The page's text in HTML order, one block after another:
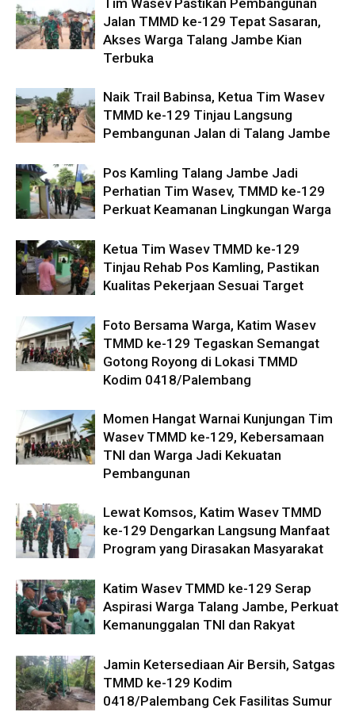
Tim Wasev Pastikan Pembangunan
Jalan TMMD ke-129 Tepat Sasaran,
Akses Warga Talang Jambe Kian
Terbuka
Naik Trail Babinsa, Ketua Tim Wasev
TMMD ke-129 Tinjau Langsung
Pembangunan Jalan di Talang Jambe
Pos Kamling Talang Jambe Jadi
Perhatian Tim Wasev, TMMD ke-129
Perkuat Keamanan Lingkungan Warga
Ketua Tim Wasev TMMD ke-129
Tinjau Rehab Pos Kamling, Pastikan
Kualitas Pekerjaan Sesuai Target
Foto Bersama Warga, Katim Wasev
TMMD ke-129 Tegaskan Semangat
Gotong Royong di Lokasi TMMD
Kodim 0418/Palembang
Momen Hangat Warnai Kunjungan Tim
Wasev TMMD ke-129, Kebersamaan
TNI dan Warga Jadi Kekuatan
Pembangunan
Lewat Komsos, Katim Wasev TMMD
ke-129 Dengarkan Langsung Manfaat
Program yang Dirasakan Masyarakat
Katim Wasev TMMD ke-129 Serap
Aspirasi Warga Talang Jambe, Perkuat
Kemanunggalan TNI dan Rakyat
Jamin Ketersediaan Air Bersih, Satgas
TMMD ke-129 Kodim
0418/Palembang Cek Fasilitas Sumur